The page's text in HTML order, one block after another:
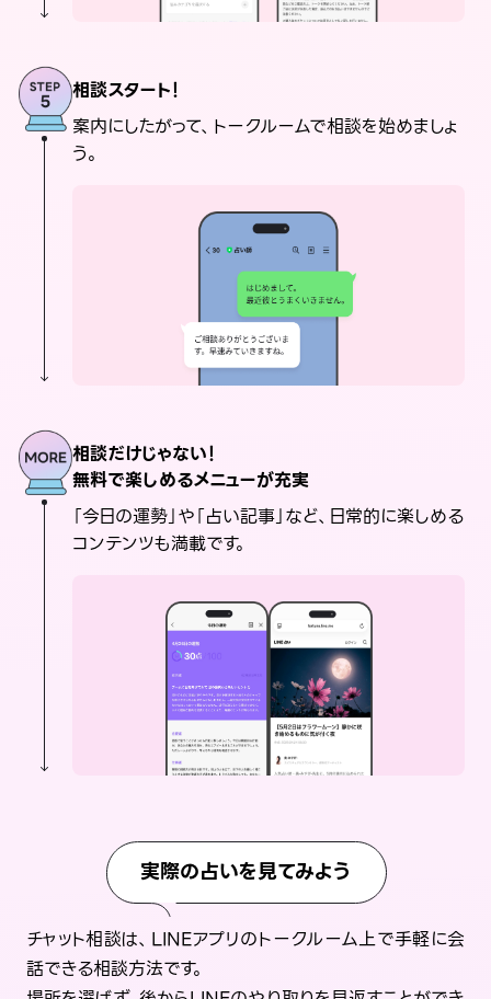
相談スタート！
案内にしたがって、トークルームで相談を始めましょ
う。
相談だけじゃない！
無料で楽しめるメニューが充実
「今日の運勢」や「占い記事」など、日常的に楽しめる
コンテンツも満載です。
実際の占いを見てみよう
チャット相談は、LINEアプリのトークルーム上で手軽に会
話できる相談方法です。